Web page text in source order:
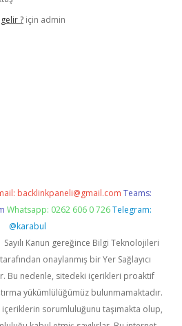
? için admin
backlinkpaneli@gmail.com Teams:
Whatsapp: 0262 606 0 726 Telegram:
@karabul
Sayılı Kanun gereğince Bilgi Teknolojileri
onaylanmış bir Yer Sağlayıcı
Bu nedenle, sitedeki içerikleri proaktif
yükümlülüğümüz bulunmamaktadır.
içeriklerin sorumluluğunu taşımakta olup,